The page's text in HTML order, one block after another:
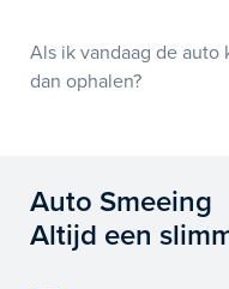
Als ik vandaag de auto
dan ophalen?
Auto Smeeing
Altijd een